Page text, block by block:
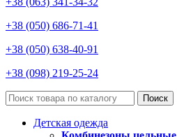
+38 (050) 686-71-41
+38 (050) 638-40-91
+38 (098) 219-25-24
Поиск
Детская одежда